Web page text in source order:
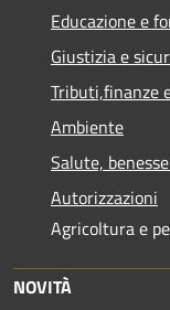
Educazione e
Giustizia e
Tributi,finanze
Ambiente
Salute,
Autorizzazioni
Agricoltura e
NOVITÀ